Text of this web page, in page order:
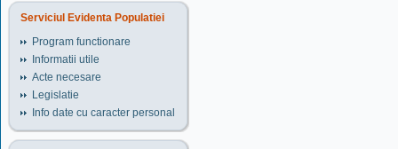
Serviciul Evidenta Populatiei
Program functionare
Informatii utile
Acte necesare
Legislatie
Info date cu caracter personal